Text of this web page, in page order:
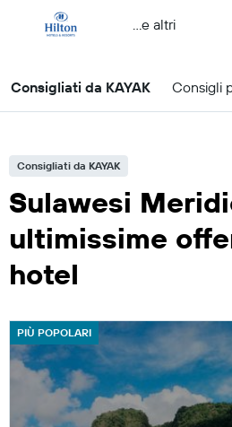
...e altri
Consigliati da KAYAK Consigli
Consigliati da KAYAK
Sulawesi
ultimissime
hotel
PIÙ POPOLARI